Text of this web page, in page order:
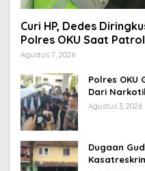
Curi HP, Dedes
Polres OKU Saat
Agustus 7, 2026
Polres OKU
Dari
Hingga
Agustus 3, 2026
Dugaan